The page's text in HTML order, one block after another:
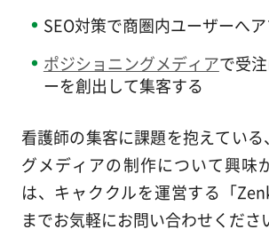
SEO対策で商圏内ユーザーへ
ポジショニングメディアで受
ーを創出して集客する
看護師の集客に課題を抱えてい
グメディアの制作について興味
は、キャククルを運営する「
までお気軽にお問い合わせくださ